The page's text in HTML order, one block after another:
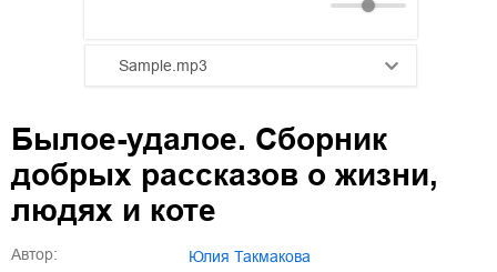
Sample.mp3
02.mp3 20:50
03.mp3 14:00
Былое-удалое. Сборник
добрых рассказов о жизни,
людях и коте
Автор:
Юлия Такмакова